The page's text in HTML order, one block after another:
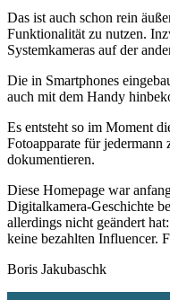
Das ist auch schon rein
Funktionalität zu nutzen.
Systemkameras auf der
Die in Smartphones
auch mit dem Handy
Es entsteht so im Moment
Fotoapparate für
dokumentieren.
Diese Homepage war
Digitalkamera-Geschichte
allerdings nicht geändert
keine bezahlten Influencer.
Boris Jakubaschk